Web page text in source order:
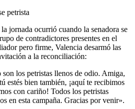
petrista
jornada ocurrió cuando la senadora se
de contradictores presentes en el
pero firme, Valencia desarmó las
a la reconciliación:
los petristas llenos de odio. Amiga,
estés bien también, ¡aquí te recibimos
con cariño! Todos los petristas
en esta campaña. Gracias por venir».